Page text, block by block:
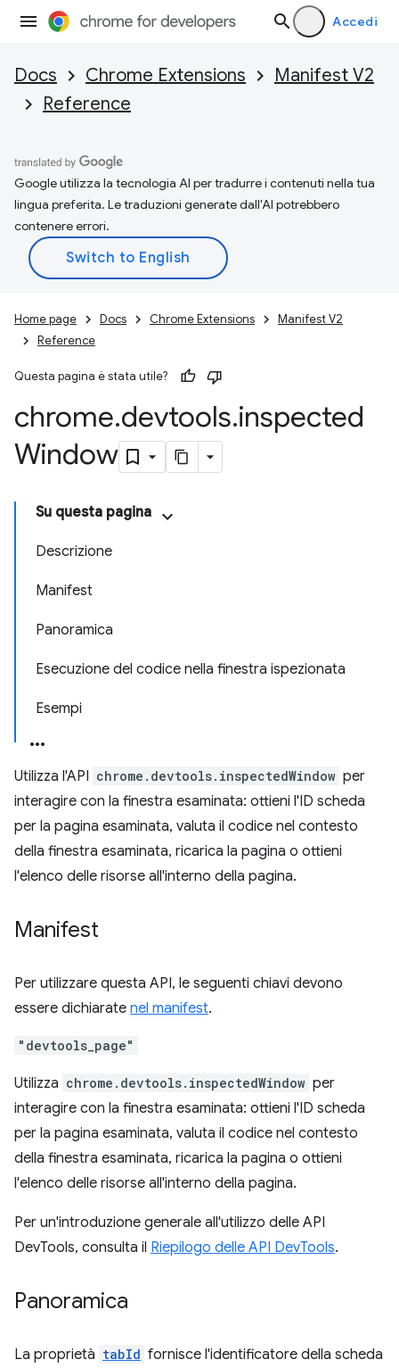
Accedi
Docs Chrome Extensions
Manifest V2
Reference
Google utilizza la tecnologia AI per tradurre i contenuti nella tua
lingua preferita. Le traduzioni generate dall'AI potrebbero
contenere errori.
Home page Docs Chrome Extensions
Manifest V2
Reference
Questa pagina è stata utile?
chrome.devtools.inspected
Window
Su questa pagina
Descrizione
Manifest
Panoramica
Esecuzione del codice nella finestra ispezionata
Esempi
Utilizza l'API chrome.devtools.inspectedWindow per
interagire con la finestra esaminata: ottieni l'ID scheda
per la pagina esaminata, valuta il codice nel contesto
della finestra esaminata, ricarica la pagina o ottieni
l'elenco delle risorse all'interno della pagina.
Manifest
Per utilizzare questa API, le seguenti chiavi devono
essere dichiarate nel manifest.
"devtools_page"
Utilizza chrome.devtools.inspectedWindow per
interagire con la finestra esaminata: ottieni l'ID scheda
per la pagina esaminata, valuta il codice nel contesto
della finestra esaminata, ricarica la pagina o ottieni
l'elenco delle risorse all'interno della pagina.
Per un'introduzione generale all'utilizzo delle API
DevTools, consulta il Riepilogo delle API DevTools.
Panoramica
La proprietà tabId fornisce l'identificatore della scheda